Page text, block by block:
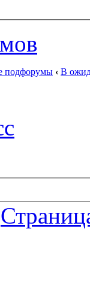
подфорумы ‹ В